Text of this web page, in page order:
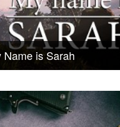
Name is Sarah